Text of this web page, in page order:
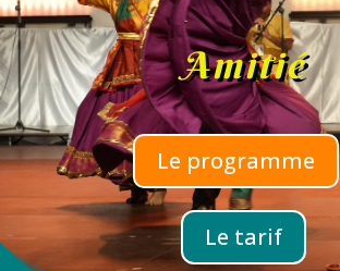
Amitié
Le programme
Le tarif